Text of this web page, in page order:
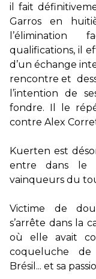
il fait
Garros en
l’élimination
qualifications, il
d’un échange
rencontre et
l’intention de
fondre. Il le
contre Alex
Kuerten est
entre dans le
vainqueurs du
Victime de
s’arrête dans la
où elle avait
coqueluche de
Brésil... et sa